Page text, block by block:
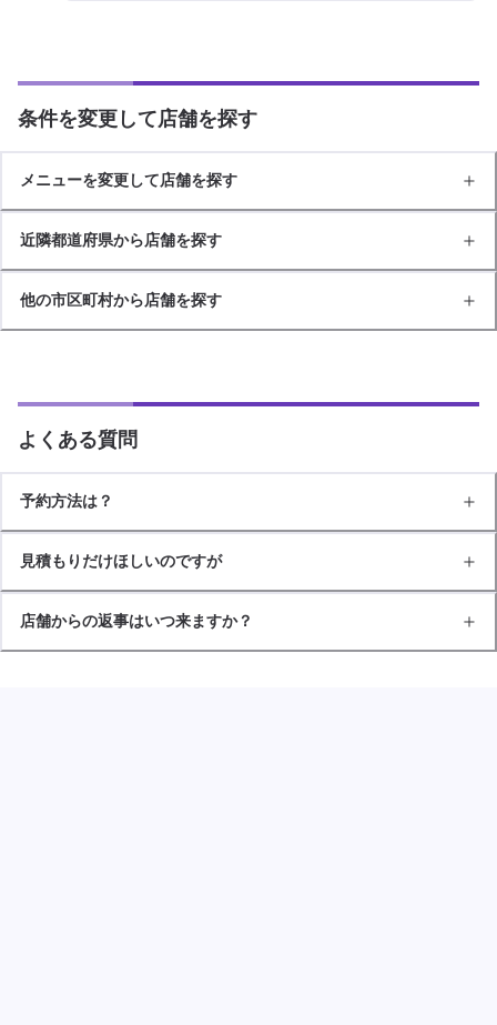
条件を変更して店舗を探す
メニューを変更して店舗を探す
近隣都道府県から店舗を探す
他の市区町村から店舗を探す
よくある質問
予約方法は？
見積もりだけほしいのですが
店舗からの返事はいつ来ますか？